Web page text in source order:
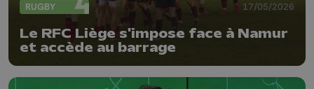
RUGBY 17/05/2026
Le RFC Liège s'impose face à Namur
et accède au barrage